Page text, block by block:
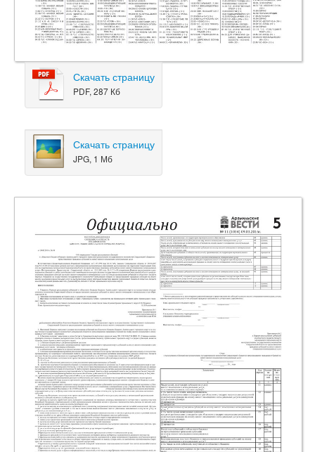
Скачать страницу
PDF, 287 Кб
Скачать страницу
JPG, 1 Мб